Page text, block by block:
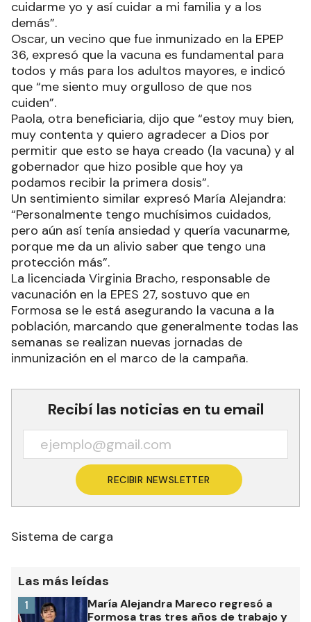
cuidarme yo y así cuidar a mi familia y a los
demás”.
Oscar, un vecino que fue inmunizado en la EPEP
36, expresó que la vacuna es fundamental para
todos y más para los adultos mayores, e indicó
que “me siento muy orgulloso de que nos
cuiden”.
Paola, otra beneficiaria, dijo que “estoy muy bien,
muy contenta y quiero agradecer a Dios por
permitir que esto se haya creado (la vacuna) y al
gobernador que hizo posible que hoy ya
podamos recibir la primera dosis”.
Un sentimiento similar expresó María Alejandra:
“Personalmente tengo muchísimos cuidados,
pero aún así tenía ansiedad y quería vacunarme,
porque me da un alivio saber que tengo una
protección más”.
La licenciada Virginia Bracho, responsable de
vacunación en la EPES 27, sostuvo que en
Formosa se le está asegurando la vacuna a la
población, marcando que generalmente todas las
semanas se realizan nuevas jornadas de
inmunización en el marco de la campaña.
Recibí las noticias en tu email
RECIBIR NEWSLETTER
Sistema de carga
Las más leídas
María Alejandra Mareco regresó a
Formosa tras tres años de trabajo y
1